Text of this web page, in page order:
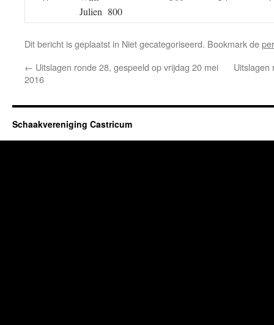
Julien 800
Dit bericht is geplaatst in Niet gecategoriseerd. Bookmark de
← Uitslagen ronde 28, gespeeld op vrijdag 20 mei
2016
Uitslagen
Schaakvereniging Castricum